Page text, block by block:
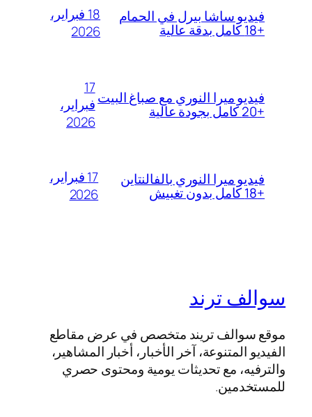
فيديو ساشا بيرل في الحمام
+18 كامل بدقة عالية
18 فبراير،
2026
فيديو ميرا النوري مع صباغ البيت
+20 كامل بجودة عالية
17
فبراير،
2026
فيديو ميرا النوري بالفالنتاين
+18 كامل بدون تغبيش
17 فبراير،
2026
سوالف ترند
موقع سوالف تريند متخصص في عرض مقاطع
الفيديو المتنوعة، آخر الأخبار، أخبار المشاهير،
والترفيه، مع تحديثات يومية ومحتوى حصري
للمستخدمين.